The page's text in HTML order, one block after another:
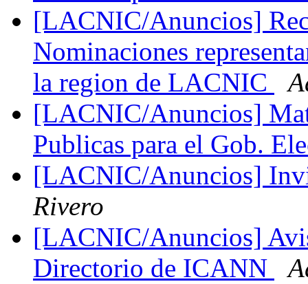
[LACNIC/Anuncios]
Nominaciones
la region de LACNIC
[LACNIC/Anuncios]
Publicas para el Gob.
[LACNIC/Anuncios]
Rivero
[LACNIC/Anuncios]
Directorio de ICANN